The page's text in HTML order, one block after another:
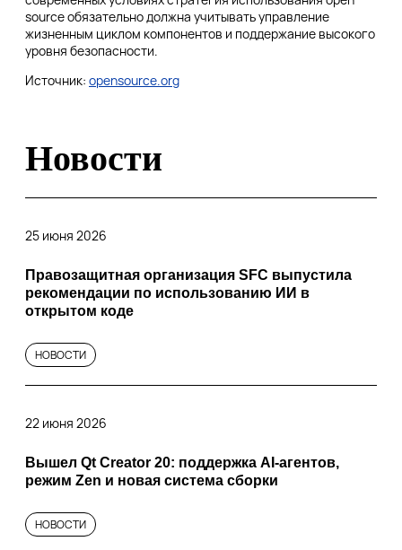
source обязательно должна учитывать управление
жизненным циклом компонентов и поддержание высокого
уровня безопасности.
Источник: opensource.org
Новости
25 июня 2026
Правозащитная организация SFC выпустила
рекомендации по использованию ИИ в
открытом коде
НОВОСТИ
22 июня 2026
Вышел Qt Creator 20: поддержка AI-агентов,
режим Zen и новая система сборки
НОВОСТИ